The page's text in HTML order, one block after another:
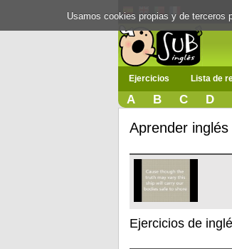
Ejercicios Lista de
A B C D
Aprender
Ejercicios de
Usamos cookies propias y de terceros